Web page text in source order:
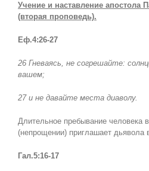
Учение и наставление апостола
(вторая проповедь).
Еф.4:26-27
26 Гневаясь, не согрешайте:
вашем;
27 и не давайте места диаволу.
Длительное пребывание человека
(непрощении) приглашает дьявола
Гал.5:16-17